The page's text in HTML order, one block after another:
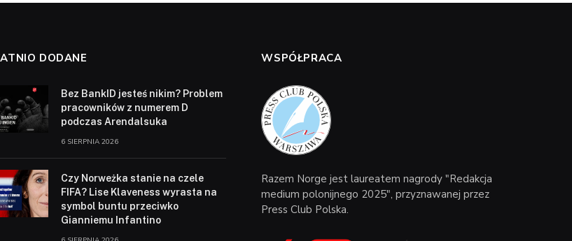
DODANE
Bez BankID jesteś nikim? Problem
pracowników z numerem D
podczas Arendalsuka
6 SIERPNIA 2026
Czy Norweżka stanie na czele
FIFA? Lise Klaveness wyrasta na
symbol buntu przeciwko
Gianniemu Infantino
WSPÓŁPRACA
Razem Norge jest laureatem nagrody "Redakcja
medium polonijnego 2025", przyznawanej przez
Press Club Polska.